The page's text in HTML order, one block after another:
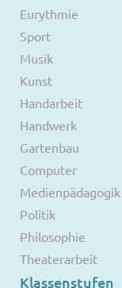
Eurythmie
Sport
Musik
Kunst
Handarbeit
Handwerk
Gartenbau
Computer
Medienpädagogik
Politik
Philosophie
Theaterarbeit
Klassenstufen